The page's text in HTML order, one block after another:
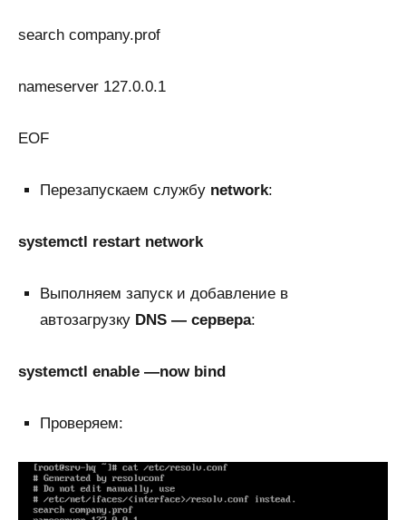
search company.prof
nameserver 127.0.0.1
EOF
Перезапускаем службу network:
systemctl restart network
Выполняем запуск и добавление в
автозагрузку DNS — сервера:
systemctl enable —now bind
Проверяем: